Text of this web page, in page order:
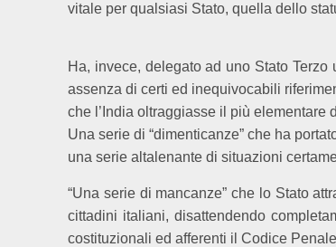
vitale per qualsiasi Stato, quella dello
Ha, invece, delegato ad uno Stato
assenza di certi ed inequivocabili
che l’India oltraggiasse il più elementare
Una serie di “dimenticanze” che ha
una serie altalenante di situazioni
“Una serie di mancanze” che lo Stato
cittadini italiani, disattendendo
costituzionali ed afferenti il Codice